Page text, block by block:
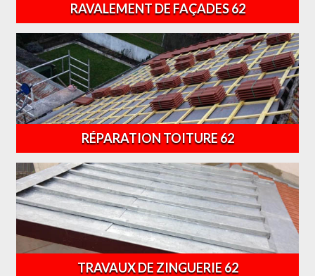
RAVALEMENT DE FAÇADES 62
RÉPARATION TOITURE 62
TRAVAUX DE ZINGUERIE 62